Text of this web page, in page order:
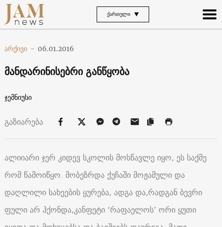
ᲥᲐᲠᲗᲣᲚᲘ
არქივი - 06.01.2016
მანდარინისებრი განწყობა
ჯემნიუსი
გაზიარება
ალიიარი ჯერ კიდევ სკოლის მოსწავლე იყო, ეს საქმე
რომ წამოიწყო. მობეზრდა ქუჩაში მოჟამული და
დაღლილი სახეების ყურება, ადგა და,რადგან ბევრი
ფული არ ჰქონდა,კანფეტი ‘რაფაელოს’ ორი ყუთი